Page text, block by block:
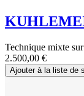
Technique mixte
2.500,00 €
Ajouter à la liste de